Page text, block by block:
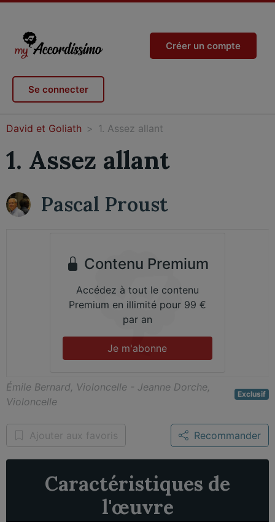
Créer un compte
Se connecter
David et Goliath 1. Assez allant
1. Assez allant
Pascal Proust
Contenu Premium
Accédez à tout le contenu
Premium en illimité pour 99 €
par an
Je m'abonne
Émile Bernard, Violoncelle - Jeanne Dorche,
Violoncelle
Exclusif
Ajouter aux favoris Recommander
Caractéristiques de
l'œuvre